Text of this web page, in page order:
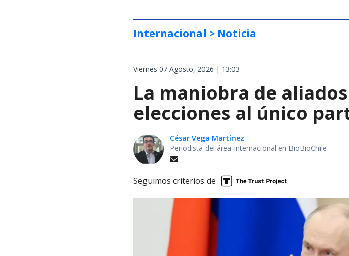
Internacional > Noticia
Viernes 07 Agosto, 2026 | 13:03
La maniobra de
elecciones al único
César Vega Martínez
Periodista del área Internacional en BioBioChile
Seguimos criterios de